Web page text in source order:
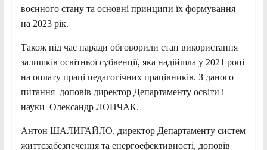
воєнного стану та основні принципи їх формування
на 2023 рік.
Також під час наради обговорили стан використання
залишків освітньої субвенції, яка надійшла у 2021 році
на оплату праці педагогічних працівників. З даного
питання доповів директор Департаменту освіти і
науки Олександр ЛОНЧАК.
Антон ШАЛИГАЙЛО, директор Департаменту систем
життєзабезпечення та енергоефективності, доповів